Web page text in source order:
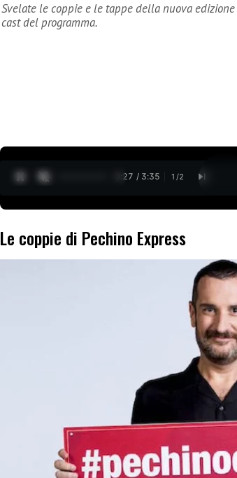
Svelate le coppie e le tappe della nuova
cast del programma.
0:28 / 3:35 1 /2
Le coppie di Pechino Express